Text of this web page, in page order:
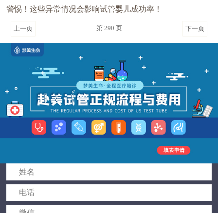
警惕！这些异常情况会影响试管婴儿成功率！
上一页 第 290 页 下一页